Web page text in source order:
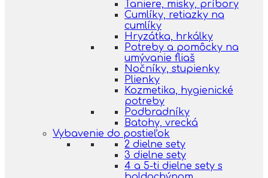
Taniere, misky, príbory
Cumlíky, retiazky na
cumlíky
Hryzátka, hrkálky
Potreby a pomôcky na
umývanie fliaš
Nočníky, stupienky
Plienky
Kozmetika, hygienické
potreby
Podbradníky
Batohy, vrecká
Vybavenie do postieľok
2 dielne sety
3 dielne sety
4 a 5-ti dielne sety s